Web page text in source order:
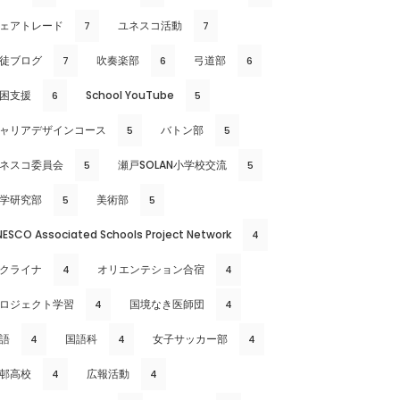
アトレード 7 ユネスコ活動 7
ブログ 7 吹奏楽部 6 弓道部 6
支援 6 School YouTube 5
リアデザインコース 5 バトン部 5
スコ委員会 5 瀬戸SOLAN小学校交流 5
研究部 5 美術部 5
Associated Schools Project Network 4
ライナ 4 オリエンテション合宿 4
ジェクト学習 4 国境なき医師団 4
4 国語科 4 女子サッカー部 4
高校 4 広報活動 4